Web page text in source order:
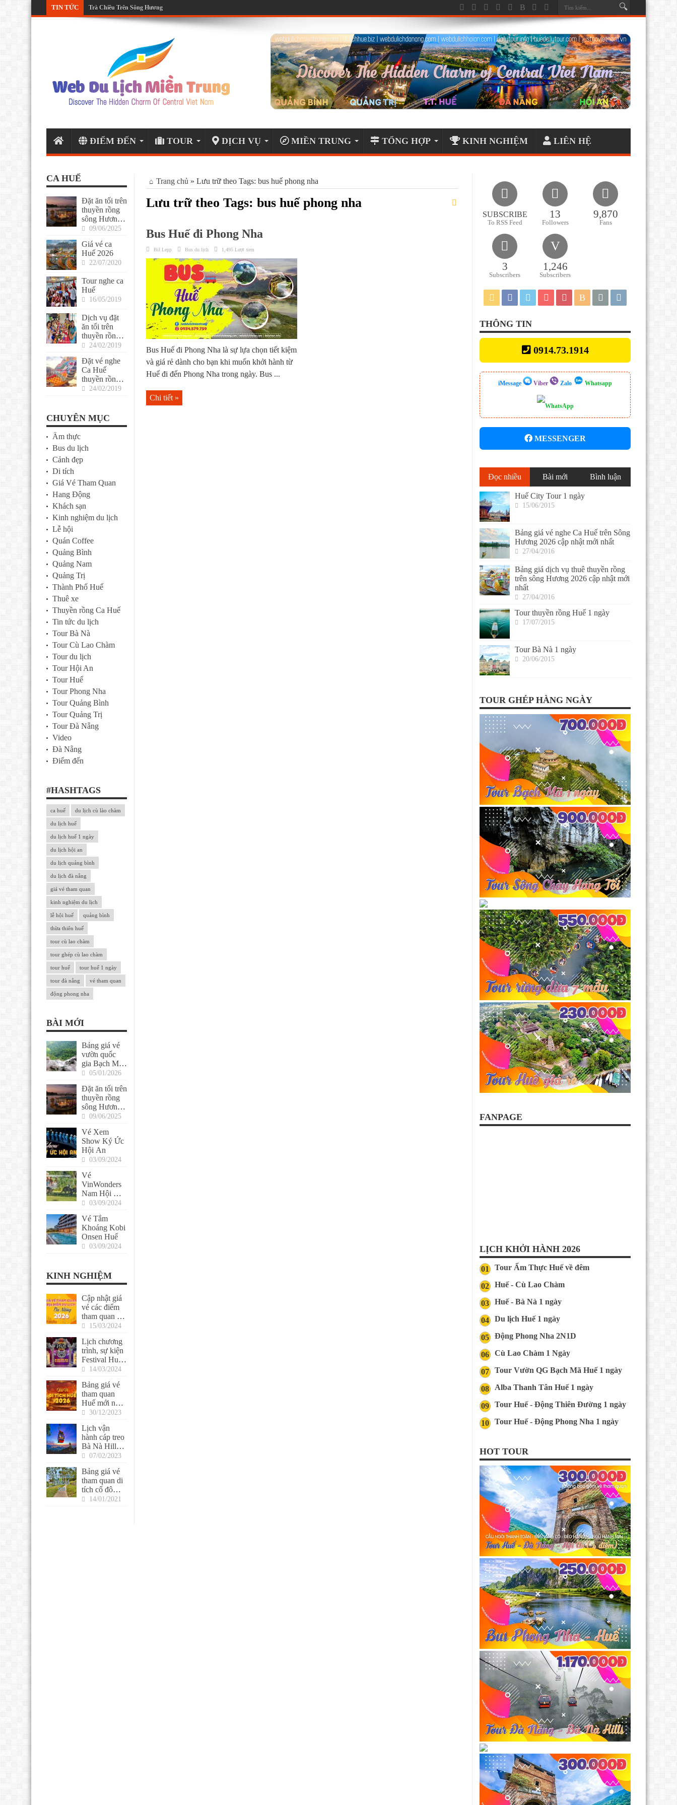
TIN TỨC Tour ẩm thực Huế và nghe ca Huế
Trà Chiều Trên Sông Hương
ĐIỂM ĐẾN TOUR DỊCH VỤ MIỀN TRUNG TỔNG HỢP KINH NGHIỆM LIÊN HỆ
Trang chủ » Lưu trữ theo Tags: bus huế phong nha
Lưu trữ theo Tags: bus huế phong nha
Bus Huế đi Phong Nha
Bil Lepp Bus du lịch 1,495 Lượt xem
Bus Huế đi Phong Nha là sự lựa chọn tiết kiệm
và giá rẻ dành cho bạn khi muốn khởi hành từ
Huế đi đến Phong Nha trong ngày. Bus ...
Chi tiết »
CA HUẾ
Đặt ăn tối trên
thuyền rồng
sông Hương
Huế cho
09/06/2025
Giá vé ca
Huế 2026
22/07/2020
Tour nghe ca
Huế
16/05/2019
Dịch vụ đặt
ăn tối trên
thuyền rồng
Sông Hương
24/02/2019
Đặt vé nghe
Ca Huế
thuyền rồng
trên sông
24/02/2019
CHUYÊN MỤC
Ẩm thực
Bus du lịch
Cảnh đẹp
Di tích
Giá Vé Tham Quan
Hang Động
Khách sạn
Kinh nghiệm du lịch
Lễ hội
Quán Coffee
Quảng Bình
Quảng Nam
Quảng Trị
Thành Phố Huế
Thuê xe
Thuyền rồng Ca Huế
Tin tức du lịch
Tour Bà Nà
Tour Cù Lao Chàm
Tour du lịch
Tour Hội An
Tour Huế
Tour Phong Nha
Tour Quảng Bình
Tour Quảng Trị
Tour Đà Nẵng
Video
Đà Nẵng
Điểm đến
#HASHTAGS
ca huế du lịch cù lào chàm
du lịch huế
du lịch huế 1 ngày
du lịch hội an
du lịch quảng bình
du lịch đà nẵng
giá vé tham quan
kinh nghiệm du lịch
lễ hội huế quảng bình
thừa thiên huế
tour cù lao chàm
tour ghép cù lao chàm
tour huế tour huế 1 ngày
tour đà nẵng vé tham quan
động phong nha
BÀI MỚI
Bảng giá vé
vườn quốc
gia Bạch Mã
Huế05/01/2026
Đặt ăn tối trên
thuyền rồng
sông Hương
Huế cho
09/06/2025
Vé Xem
Show Ký Ức
Hội An
03/09/2024
Vé
VinWonders
Nam Hội An
(tặng Voucher
03/09/2024
Vé Tắm
Khoáng Kobi
Onsen Huế
03/09/2024
KINH NGHIỆM
Cập nhật giá
vé các điểm
tham quan ở
Đà Nẵng
15/03/2024
Lịch chương
trình, sự kiện
Festival Huế
202414/03/2024
Bảng giá vé
tham quan
Huế mới nhất
202630/12/2023
Lịch vận
hành cáp treo
Bà Nà Hills
2026 mới
07/02/2023
Bảng giá vé
tham quan di
tích cố đô
Huế 2022
14/01/2021
SUBSCRIBE
To RSS Feed
13
Followers
9,870
Fans
3
Subscribers
1,246
Subscribers
THÔNG TIN
0914.73.1914
iMessage Viber Zalo Whatsapp
MESSENGER
Đọc nhiều Bài mới Bình luận
Huế City Tour 1 ngày
15/06/2015
Bảng giá vé nghe Ca Huế trên Sông
Hương 2026 cập nhật mới nhất
27/04/2016
Bảng giá dịch vụ thuê thuyền rồng
trên sông Hương 2026 cập nhật mới
nhất
27/04/2016
Tour thuyền rồng Huế 1 ngày
17/07/2015
Tour Bà Nà 1 ngày
20/06/2015
TOUR GHÉP HÀNG NGÀY
FANPAGE
LỊCH KHỞI HÀNH 2026
01 Tour Ẩm Thực Huế về đêm
02 Huế - Cù Lao Chàm
03 Huế - Bà Nà 1 ngày
04 Du lịch Huế 1 ngày
05 Động Phong Nha 2N1D
06 Cù Lao Chàm 1 Ngày
07 Tour Vườn QG Bạch Mã Huế 1 ngày
08 Alba Thanh Tân Huế 1 ngày
09 Tour Huế - Động Thiên Đường 1 ngày
10 Tour Huế - Động Phong Nha 1 ngày
HOT TOUR